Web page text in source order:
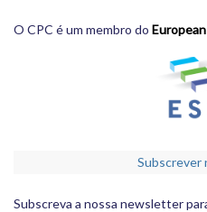
O CPC é um membro do
Subscreva a nossa newsletter